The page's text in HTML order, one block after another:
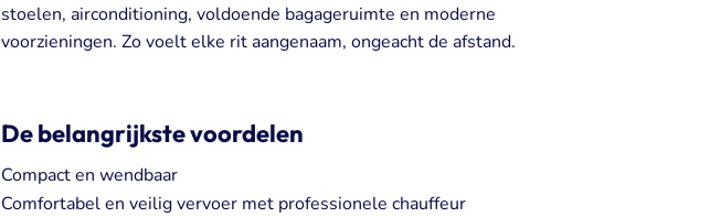
stoelen, airconditioning, voldoende bagageruimte en moderne
voorzieningen. Zo voelt elke rit aangenaam, ongeacht de afstand.
De belangrijkste voordelen
Compact en wendbaar
Comfortabel en veilig vervoer met professionele chauffeur